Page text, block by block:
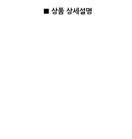
■ 상품 상세설명